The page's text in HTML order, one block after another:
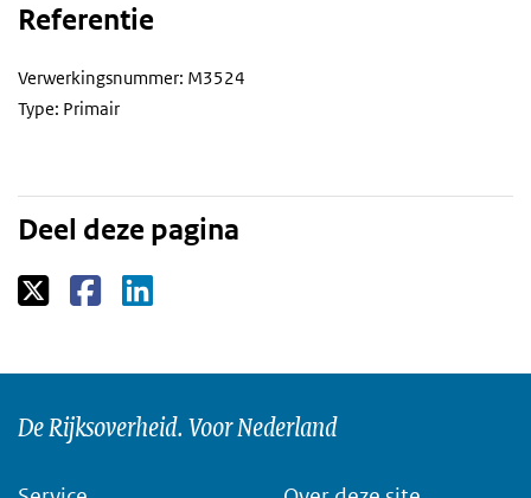
Referentie
Verwerkingsnummer: M3524
Type: Primair
Deel deze pagina
De Rijksoverheid. Voor Nederland